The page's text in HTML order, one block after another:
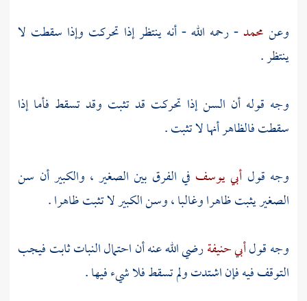
وعن محمد- رحمه الله - أنه ينتظر إذا تحركت وإذا سقطت لا
ينتظر .
وجه قوله أن السن إذا تحركت قد تثبت وقد تسقط فأما إذا
سقطت فالظاهر أنها لا تثبت .
وجه قول أبي يوسف في الفرق بين الصغير ، والكبير أن سن
الصغير يثبت ظاهرا وغالبا ، وسن الكبير لا تثبت ظاهرا .
وجه قولأبي حنيفةرضي الله عنه أن احتمال النبات ثابت فيجب
التوقف فيه فإن اشتدت ولم تسقط فلا شيء فيها .